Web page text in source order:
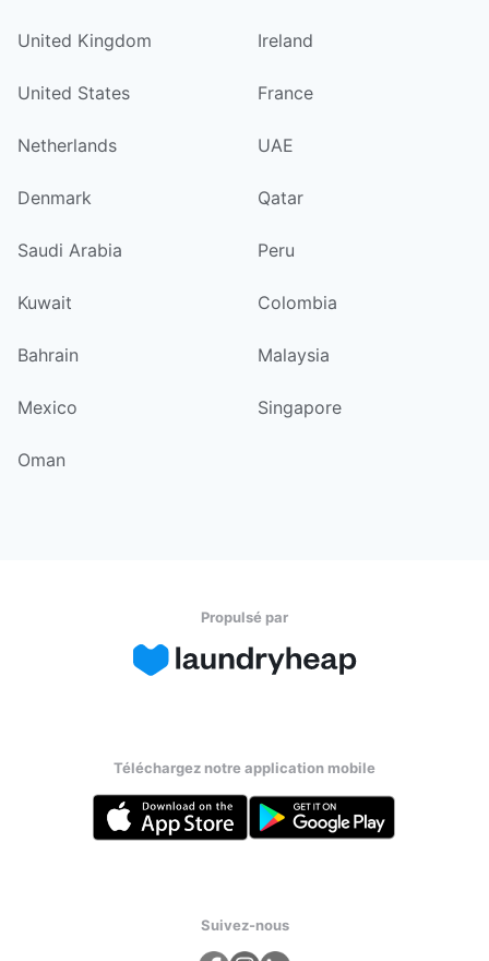
United Kingdom Ireland
United States France
Netherlands UAE
Denmark Qatar
Saudi Arabia Peru
Kuwait Colombia
Bahrain Malaysia
Mexico Singapore
Oman
Propulsé par
Téléchargez notre application mobile
Suivez-nous